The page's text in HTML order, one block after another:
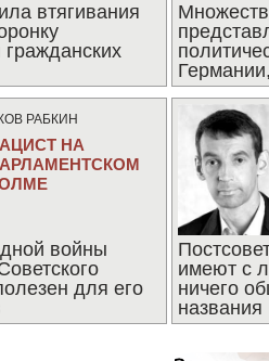
втягивания
гражданских
РАБКИН
НА
войны
для его
имеют с
ничего
названия